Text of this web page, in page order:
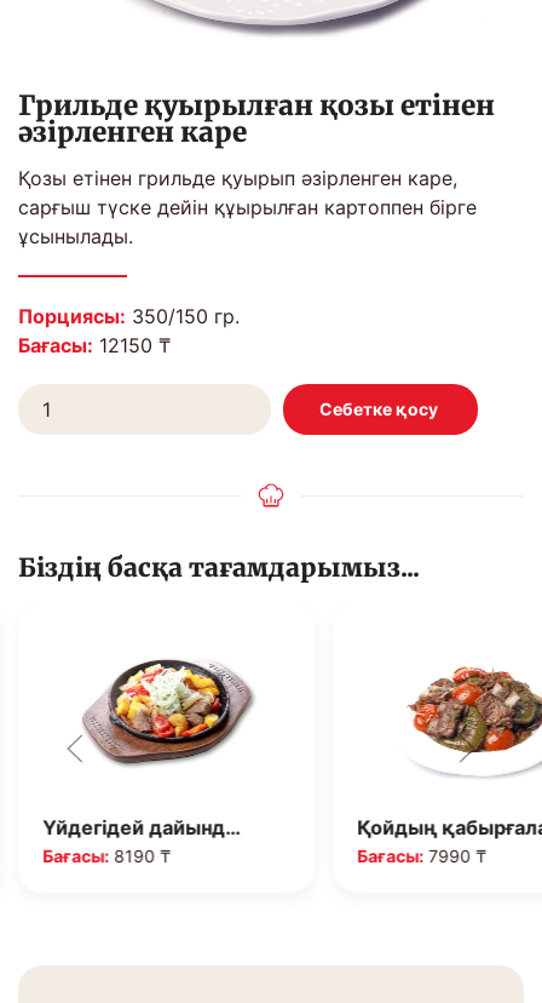
Грильде қуырылған қозы етінен
әзірленген каре
Қозы етінен грильде қуырып әзірленген каре,
сарғыш түске дейін құырылған картоппен бірге
ұсынылады.
Порциясы: 350/150 гр.
Бағасы: 12150 ₸
Біздің басқа тағамдарымыз...
Үйдегідей дайынд…
Бағасы: 8190 ₸
Қойдың
Бағасы:7990 ₸